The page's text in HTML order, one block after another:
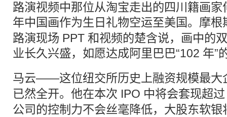
路演视频中那位从淘宝走出的四川籍画
年中国画作为生日礼物空运至美国。摩
路演现场 PPT 和视频的楚含说，画中的
业长久兴盛，如愿达成阿里巴巴“102 年”
马云——这位纽交所历史上融资规模最
已然全开。他在本次 IPO 中将会套现超
公司的控制力不会丝毫降低，大股东软